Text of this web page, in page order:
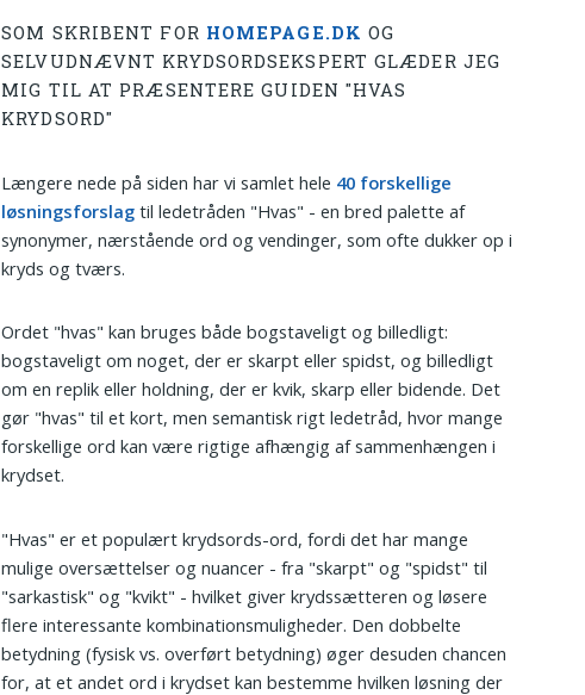
SOM SKRIBENT FOR HOMEPAGE.DK OG
SELVUDNÆVNT KRYDSORDSEKSPERT GLÆDER JEG
MIG TIL AT PRÆSENTERE GUIDEN "HVAS
KRYDSORD"
Længere nede på siden har vi samlet hele 40 forskellige
løsningsforslag til ledetråden "Hvas" - en bred palette af
synonymer, nærstående ord og vendinger, som ofte dukker op i
kryds og tværs.
Ordet "hvas" kan bruges både bogstaveligt og billedligt:
bogstaveligt om noget, der er skarpt eller spidst, og billedligt
om en replik eller holdning, der er kvik, skarp eller bidende. Det
gør "hvas" til et kort, men semantisk rigt ledetråd, hvor mange
forskellige ord kan være rigtige afhængig af sammenhængen i
krydset.
"Hvas" er et populært krydsords-ord, fordi det har mange
mulige oversættelser og nuancer - fra "skarpt" og "spidst" til
"sarkastisk" og "kvikt" - hvilket giver krydssætteren og løsere
flere interessante kombinationsmuligheder. Den dobbelte
betydning (fysisk vs. overført betydning) øger desuden chancen
for, at et andet ord i krydset kan bestemme hvilken løsning der